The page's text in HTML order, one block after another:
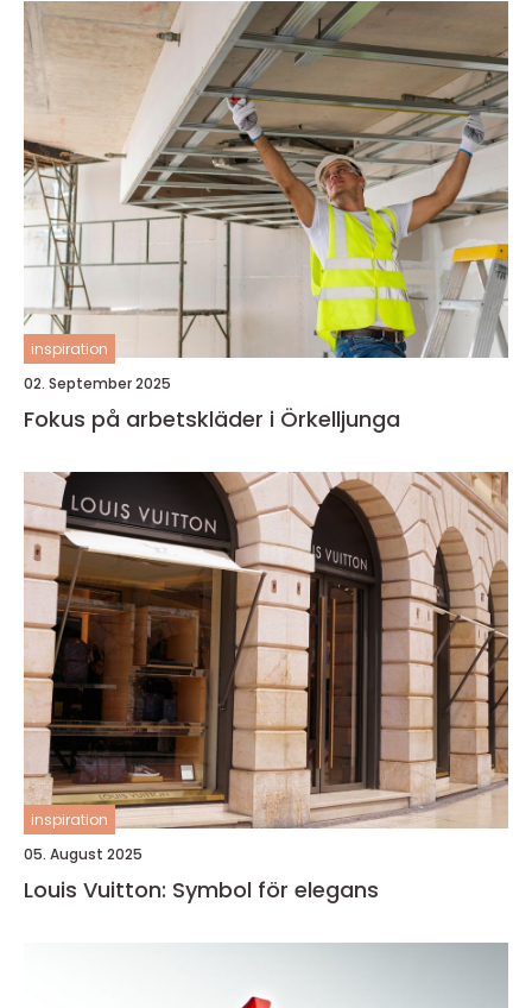
inspiration
02. September 2025
Fokus på arbetskläder i Örkelljunga
inspiration
05. August 2025
Louis Vuitton: Symbol för elegans